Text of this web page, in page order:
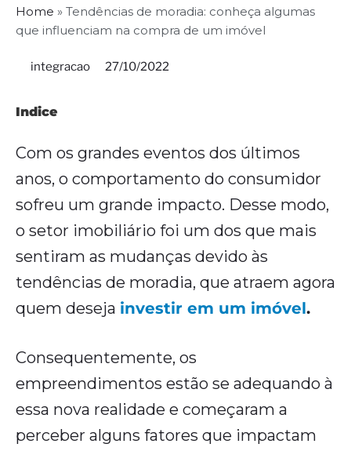
Home » Tendências de moradia: conheça algumas
que influenciam na compra de um imóvel
integracao 27/10/2022
Indice
Com os grandes eventos dos últimos
anos, o comportamento do consumidor
sofreu um grande impacto. Desse modo,
o setor imobiliário foi um dos que mais
sentiram as mudanças devido às
tendências de moradia, que atraem agora
quem deseja investir em um imóvel.
Consequentemente, os
empreendimentos estão se adequando à
essa nova realidade e começaram a
perceber alguns fatores que impactam